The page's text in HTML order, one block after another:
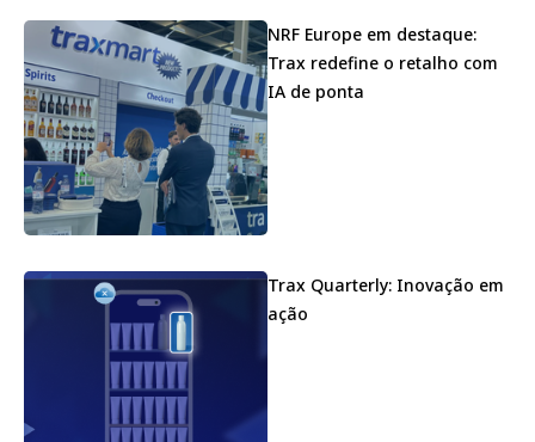
NRF Europe em destaque:
Trax redefine o retalho com
IA de ponta
Trax Quarterly: Inovação em
ação